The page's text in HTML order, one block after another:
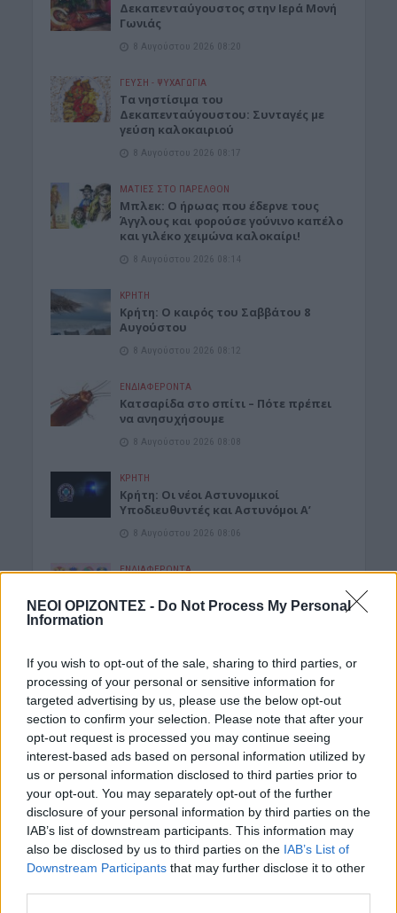
ΝΕΟΙ ΟΡΙΖΟΝΤΕΣ - Do Not Process My Personal
Information
If you wish to opt-out of the sale, sharing to third parties, or
processing of your personal or sensitive information for
targeted advertising by us, please use the below opt-out
section to confirm your selection. Please note that after your
opt-out request is processed you may continue seeing
interest-based ads based on personal information utilized by
us or personal information disclosed to third parties prior to
your opt-out. You may separately opt-out of the further
disclosure of your personal information by third parties on the
IAB’s list of downstream participants. This information may
also be disclosed by us to third parties on the IAB’s List of
Downstream Participants that may further disclose it to other
Δεκαπενταύγουστος στην Ιερά Μονή
Γωνιάς
8 Αυγούστου 2026 08:20
ΓΕΎΣΗ - ΨΥΧΑΓΩΓΊΑ
Τα νηστίσιμα του
Δεκαπενταύγουστου: Συνταγές με
γεύση καλοκαιριού
8 Αυγούστου 2026 08:17
ΜΑΤΙΕΣ ΣΤΟ ΠΑΡΕΛΘΟΝ
Μπλεκ: O ήρωας που έδερνε τους
Άγγλους και φορούσε γούνινο καπέλο
και γιλέκο χειμώνα καλοκαίρι!
8 Αυγούστου 2026 08:14
ΚΡΗΤΗ
Κρήτη: O καιρός του Σαββάτου 8
Αυγούστου
8 Αυγούστου 2026 08:12
ΕΝΔΙΑΦΕΡΟΝΤΑ
Κατσαρίδα στο σπίτι – Πότε πρέπει
να ανησυχήσουμε
8 Αυγούστου 2026 08:08
ΚΡΗΤΗ
Κρήτη: Οι νέοι Αστυνομικοί
Υποδιευθυντές και Αστυνόμοι Α’
8 Αυγούστου 2026 08:06
ΕΝΔΙΑΦΕΡΟΝΤΑ
8 Αυγούστου 2026 08:03
Δήμος Πλατανιά: Συνεχίζονται οι
εκδηλώσεις “Πολιτιστικό Καλοκαίρι
2026, 16ο Φεστιβάλ ΓΗ-ΠΟΛΙΤΙΣΜΟΣ-
ΤΟΥΡΙΣΜΟΣ”
7 Αυγούστου 2026 21:54
Δημοφιλή αυτή την εβδομάδα